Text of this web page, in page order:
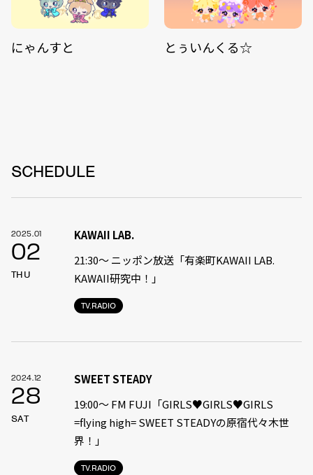
にゃんすと とぅいんくる☆
SCHEDULE
2025.01
02
THU
TV.RADIO
KAWAII LAB.
21:30〜 ニッポン放送「有楽町KAWAII LAB.
KAWAII研究中！」
2024.12
28
SAT
TV.RADIO
SWEET STEADY
19:00〜 FM FUJI「GIRLS♥GIRLS♥GIRLS
=flying high= SWEET STEADYの原宿代々木世
界！」